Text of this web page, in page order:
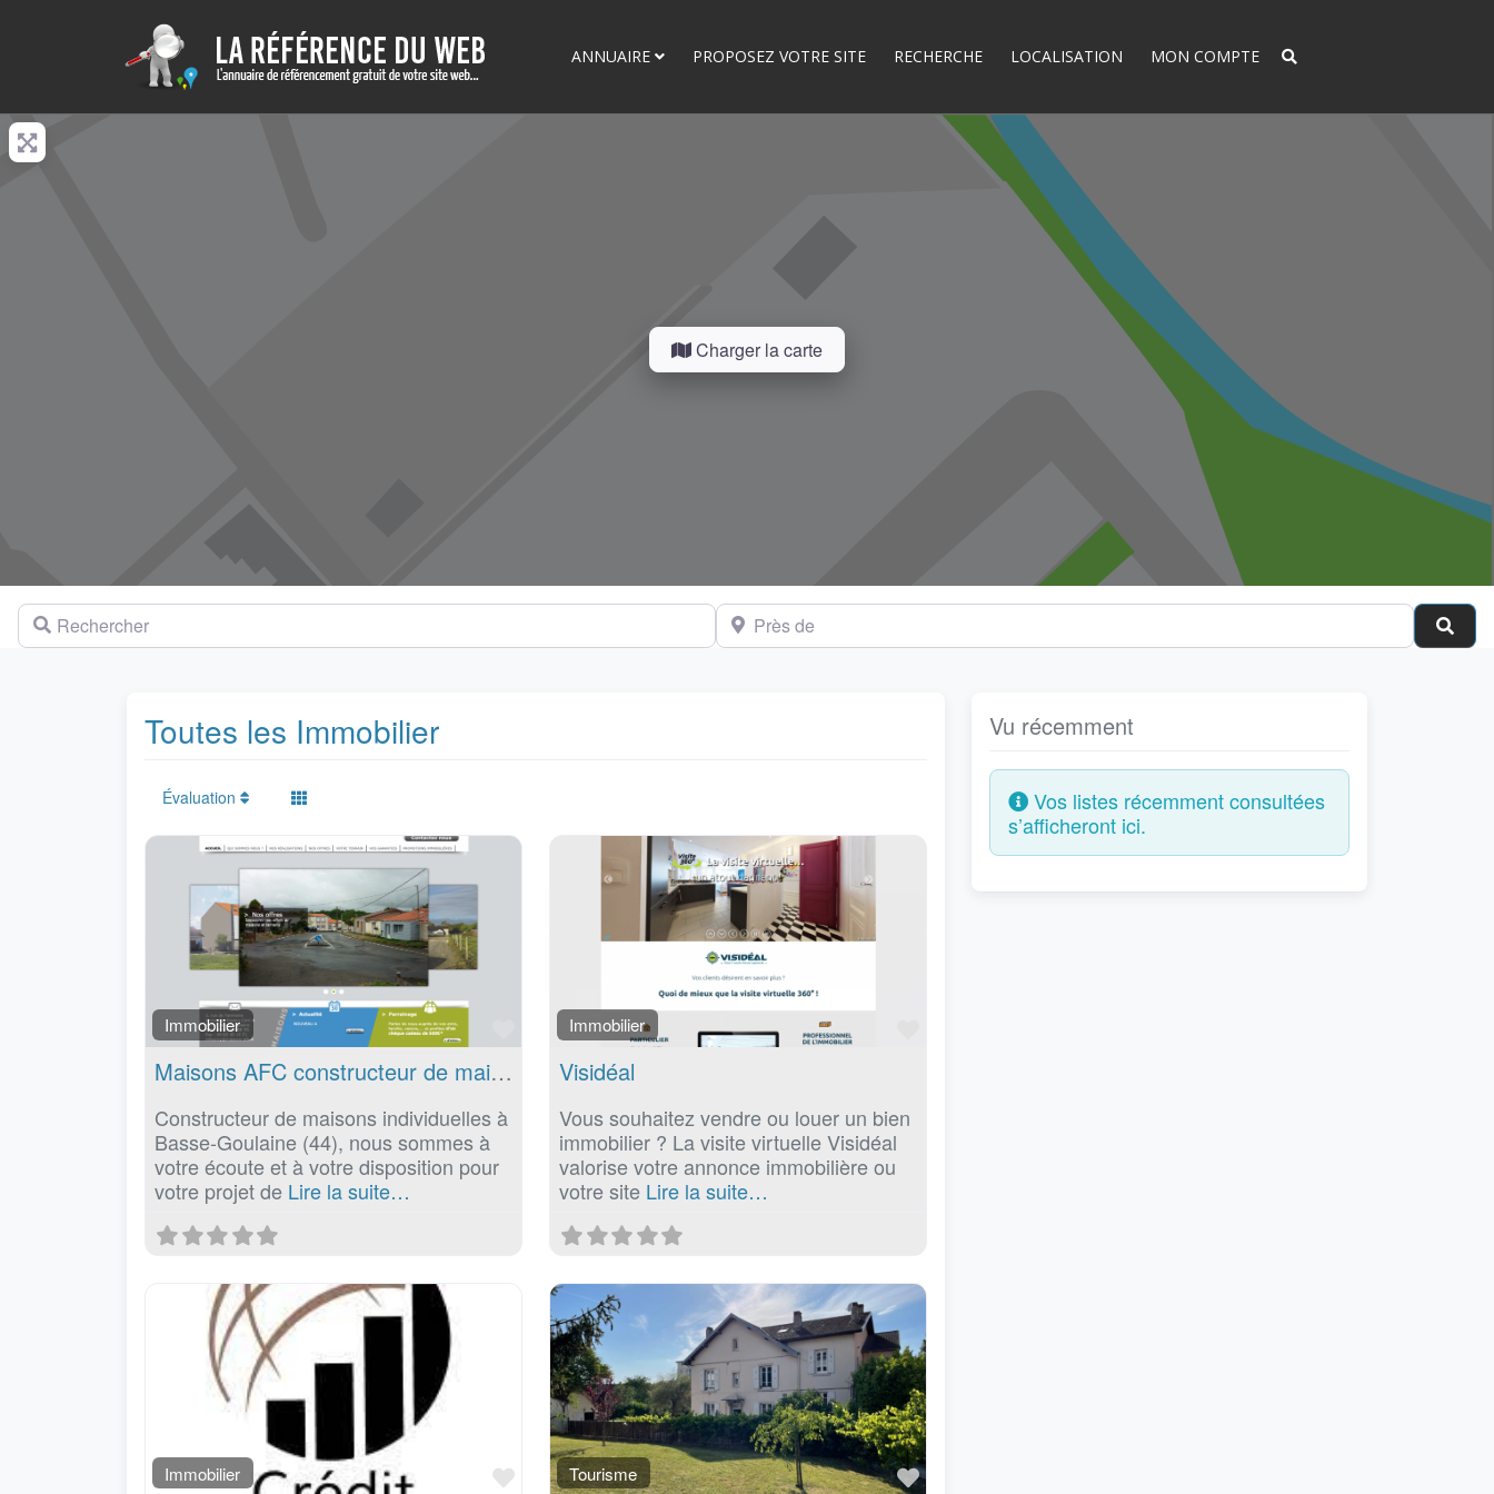
ANNUAIRE PROPOSEZ VOTRE SITE RECHERCHE LOCALISATION MON COMPTE
Charger la carte
Rechercher Près de
Toutes les Immobilier
Évaluation
Immobilier
Favoris
Maisons AFC constructeur de maisons individuelles à Basse-Goulaine (44)
Constructeur de maisons individuelles à
Basse-Goulaine (44), nous sommes à
votre écoute et à votre disposition pour
votre projet de Lire la suite…
Immobilier
Visidéal
Vous souhaitez vendre ou louer un bien
immobilier ? La visite virtuelle Visidéal
valorise votre annonce immobilière ou
votre site Lire la suite…
Immobilier FavorisTourisme Favoris
Vu récemment
Vos listes récemment consultées
s’afficheront ici.